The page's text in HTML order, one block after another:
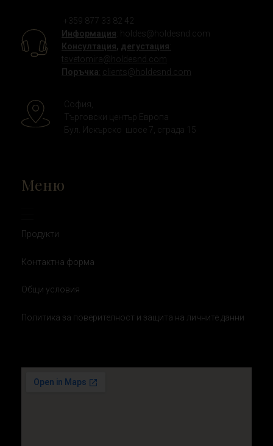
+359 877 33 82 42
Информация
holdes@holdesnd.com
Консултация, дегустация
tsvetomira@holdesnd.com
Поръчка clients@holdesnd.com
София,
Търговски център Европа
Бул. Искърско шосе 7, сграда 15
Меню
Продукти
Контактна форма
Общи условия
Политика за поверителност и защита на личните данни